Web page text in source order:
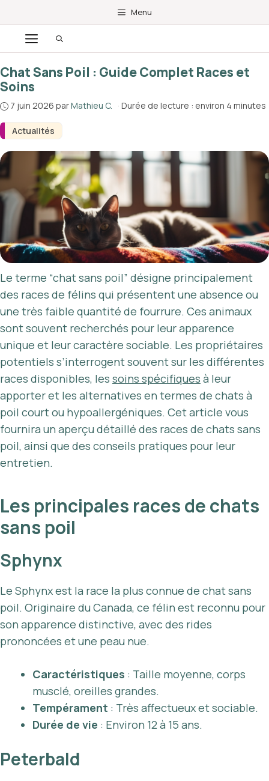
au
contenu
Menu
Menu
Actualités
Chat Sans Poil : Guide Complet Races et
Soins
7 juin 2026 parMathieu C. · Durée de lecture : environ 4 minutes
Le terme “chat sans poil” désigne principalement
des races de félins qui présentent une absence ou
une très faible quantité de fourrure. Ces animaux
sont souvent recherchés pour leur apparence
unique et leur caractère sociable. Les propriétaires
potentiels s’interrogent souvent sur les différentes
races disponibles, les soins spécifiques à leur
apporter et les alternatives en termes de chats à
poil court ou hypoallergéniques. Cet article vous
fournira un aperçu détaillé des races de chats sans
poil, ainsi que des conseils pratiques pour leur
entretien.
Les principales races de chats
sans poil
Sphynx
Le Sphynx est la race la plus connue de chat sans
poil. Originaire du Canada, ce félin est reconnu pour
son apparence distinctive, avec des rides
prononcées et une peau nue.
Caractéristiques : Taille moyenne, corps
musclé, oreilles grandes.
Tempérament : Très affectueux et sociable.
Durée de vie : Environ 12 à 15 ans.
Peterbald